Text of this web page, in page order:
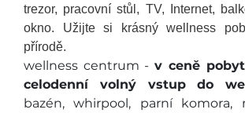
trezor, pracovní stůl, TV, Internet,
okno. Užijte si krásný wellness
přírodě.
wellness centrum -v ceně
celodenní volný vstup do
bazén, whirpool, parní komora,